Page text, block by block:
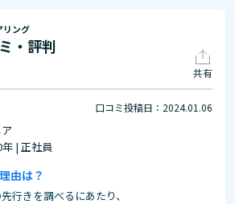
リング
・評判
共有
口コミ投稿日：2024.01.06
| 正社員
由は？
行きを調べるにあたり、